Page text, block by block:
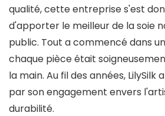
qualité, cette entreprise s'est
d'apporter le meilleur de la soie
public. Tout a commencé dans
chaque pièce était
la main. Au fil des années, LilySilk
par son engagement envers
durabilité.